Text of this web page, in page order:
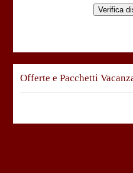
Verifica
Offerte e Pacchetti